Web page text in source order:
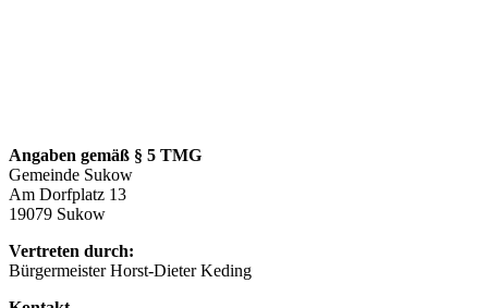
Angaben gemäß § 5 TMG
Gemeinde Sukow
Am Dorfplatz 13
19079 Sukow
Vertreten durch:
Bürgermeister Horst-Dieter Keding